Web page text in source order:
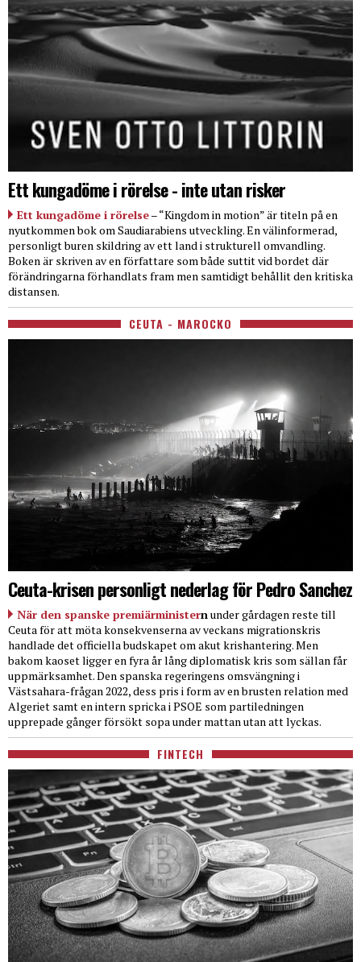
Ett kungadöme i rörelse - inte utan risker
Ett kungadöme i rörelse– “Kingdom in motion” är titeln på en
nyutkommen bok om Saudiarabiens utveckling. En välinformerad,
personligt buren skildring av ett land i strukturell omvandling.
Boken är skriven av en författare som både suttit vid bordet där
förändringarna förhandlats fram men samtidigt behållit den kritiska
distansen.
CEUTA - MAROCKO
Ceuta-krisen personligt nederlag för Pedro Sanchez
När den spanske premiärministern under gårdagen reste till
Ceuta för att möta konsekvenserna av veckans migrationskris
handlade det officiella budskapet om akut krishantering. Men
bakom kaoset ligger en fyra år lång diplomatisk kris som sällan får
uppmärksamhet. Den spanska regeringens omsvängning i
Västsahara-frågan 2022, dess pris i form av en brusten relation med
Algeriet samt en intern spricka i PSOE som partiledningen
upprepade gånger försökt sopa under mattan utan att lyckas.
FINTECH